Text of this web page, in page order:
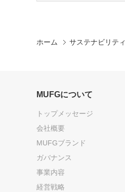
ホーム サステナビリティ
MUFGについて
トップメッセージ
会社概要
MUFGブランド
ガバナンス
事業内容
経営戦略